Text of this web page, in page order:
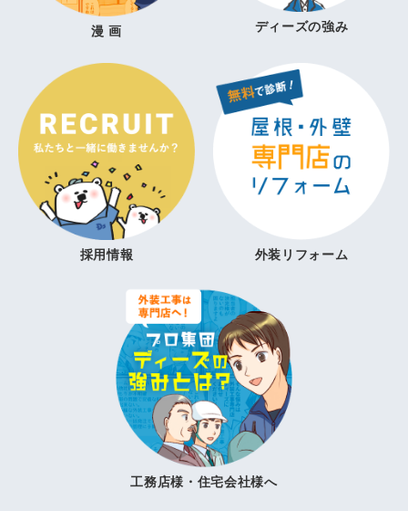
漫 画 ディーズの強み
採用情報 外装リフォーム
工務店様・住宅会社様へ